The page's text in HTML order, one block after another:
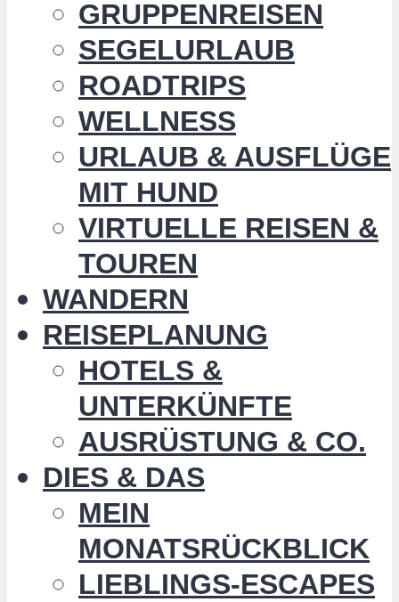
GRUPPENREISEN
SEGELURLAUB
ROADTRIPS
WELLNESS
URLAUB & AUSFLÜGE
MIT HUND
VIRTUELLE REISEN &
TOUREN
WANDERN
REISEPLANUNG
HOTELS &
UNTERKÜNFTE
AUSRÜSTUNG & CO.
DIES & DAS
MEIN
MONATSRÜCKBLICK
LIEBLINGS-ESCAPES